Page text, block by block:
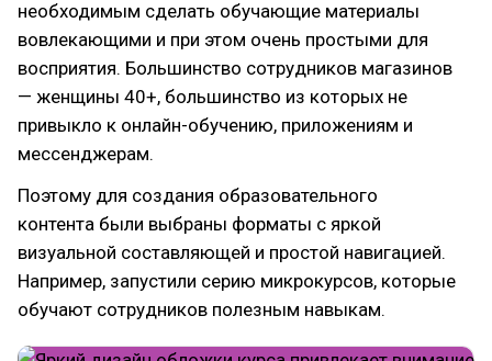
необходимым сделать обучающие материалы
вовлекающими и при этом очень простыми для
восприятия. Большинство сотрудников магазинов
— женщины 40+, большинство из которых не
привыкло к онлайн-обучению, приложениям и
мессенджерам.
Поэтому для создания образовательного
контента были выбраны форматы с яркой
визуальной составляющей и простой навигацией.
Например, запустили серию микрокурсов, которые
обучают сотрудников полезным навыкам.